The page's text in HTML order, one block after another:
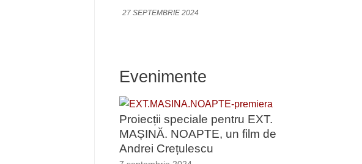
27 SEPTEMBRIE 2024
Evenimente
Proiecții speciale pentru EXT.
MAȘINĂ. NOAPTE, un film de
Andrei Crețulescu